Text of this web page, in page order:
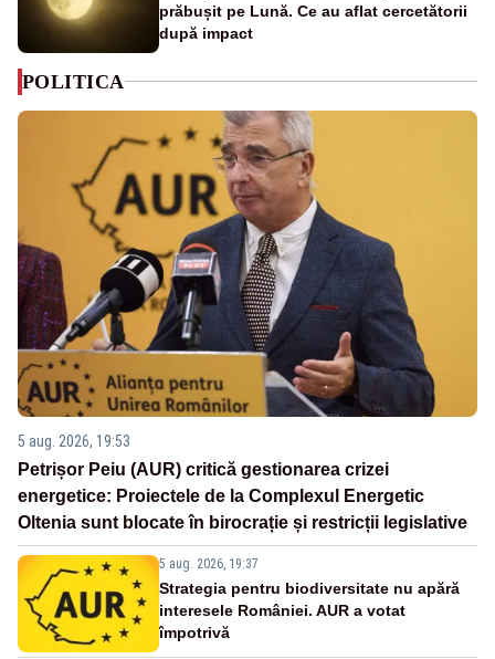
prăbușit pe Lună. Ce au aflat cercetătorii
după impact
POLITICA
5 aug. 2026, 19:53
Petrișor Peiu (AUR) critică gestionarea crizei
energetice: Proiectele de la Complexul Energetic
Oltenia sunt blocate în birocrație și restricții legislative
5 aug. 2026, 19:37
Strategia pentru biodiversitate nu apără
interesele României. AUR a votat
împotrivă